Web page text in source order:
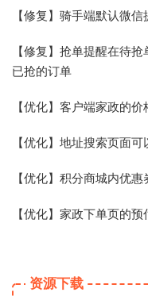
【修复】骑手端默认微
【修复】抢单提醒在待
已抢的订单
【优化】客户端家政的
【优化】地址搜索页面
【优化】积分商城内优
【优化】家政下单页的
资源下载